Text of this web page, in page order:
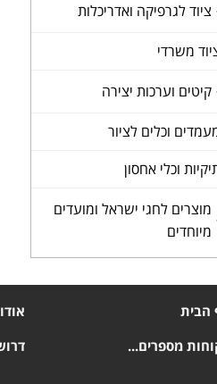
+
ציוד לגרפיקה ואדריכלות
משרדי
+
קיטים וערכות יצירה
וכלים לציור
וכלי אחסון
מוצרים לחגי ישראל ומועדים
מיוחדים
הבית
מספרים...